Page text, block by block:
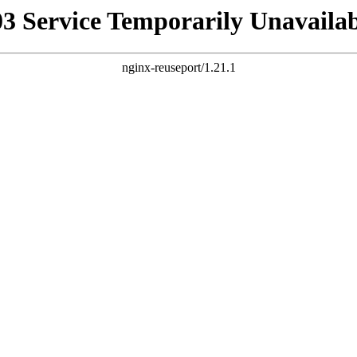
Service Temporarily
nginx-reuseport/1.21.1